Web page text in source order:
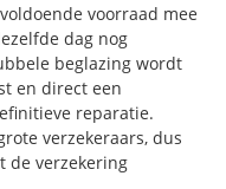
voorraad mee
dag nog
beglazing wordt
en direct een
reparatie.
verzekeraars, dus
de verzekering